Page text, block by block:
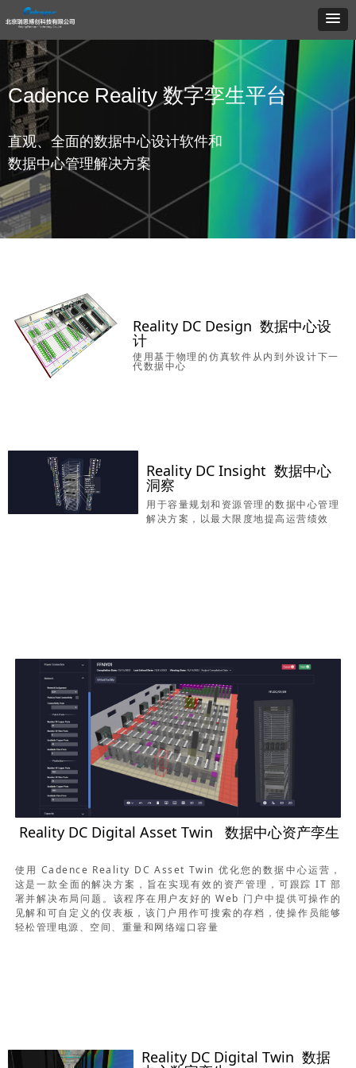
Cadence Reality 数字孪生平台
直观、全面的数据中心设计软件和
数据中心管理解决方案
Reality DC Design 数据中心设
计
Reality DC Insight 数据中心
洞察
Reality DC Digital Asset Twin 数据中心资产孪生
Reality DC Digital Twin 数据
使用基于物理的仿真软件从内到外设计下一
代数据中心
用于容量规划和资源管理的数据中心管理
解决方案，以最大限度地提高运营绩效
使用 Cadence Reality DC Asset Twin 优化您的数据中心运营，
这是一款全面的解决方案，旨在实现有效的资产管理，可跟踪 IT 部
署并解决布局问题。该程序在用户友好的 Web 门户中提供可操作的
见解和可自定义的仪表板，该门户用作可搜索的存档，使操作员能够
轻松管理电源、空间、重量和网络端口容量